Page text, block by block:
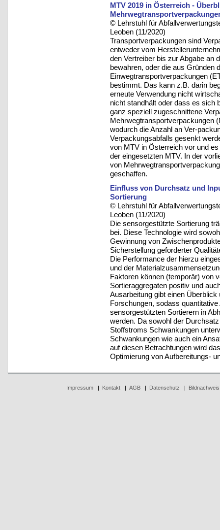
MTV 2019 in Österreich -
© Lehrstuhl für
Leoben (11/2020)
Transportverpackungen sind
entweder vom
den Vertreiber bis zur Abgabe an
bewahren, oder die aus Gründen
Einwegtransportverpackungen
bestimmt. Das kann z.B. darin
erneute Verwendung nicht
nicht standhält oder dass es sich
ganz speziell zugeschnittene
Mehrwegtransportverpackungen
wodurch die Anzahl an Ver-
Verpackungsabfalls gesenkt
von MTV in Österreich vor und
der eingesetzten MTV. In der
von
geschaffen.
Einfluss von Durchsatz und
Sortierung
© Lehrstuhl für
Leoben (11/2020)
Die sensorgestützte Sortierung
bei. Diese Technologie wird
Gewinnung von
Sicherstellung geforderter
Die Performance der hierzu
und der
Faktoren können (temporär) von
Sortieraggregaten positiv und
Ausarbeitung gibt einen
Forschungen, sodass
sensorgestützten Sortierern in
werden. Da sowohl der
Stoffstroms Schwankungen
Schwankungen wie auch ein
auf diesen Betrachtungen wird
Optimierung von Aufbereitungs-
Impressum| Kontakt| AGB| Datenschutz Bildnachweis